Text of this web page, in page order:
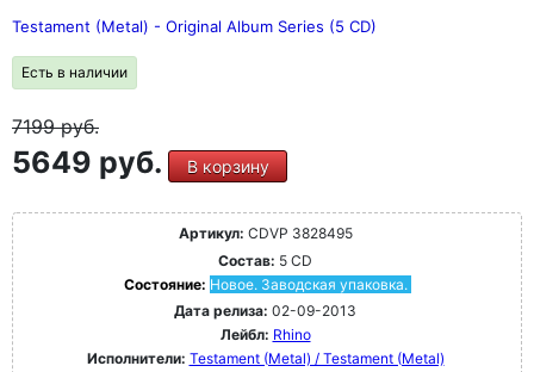
Testament (Metal) - Original Album Series (5 CD)
Есть в наличии
7199руб.
5649 руб. В корзину
Артикул: CDVP 3828495
Состав: 5 CD
Состояние: Новое. Заводская упаковка.
Дата релиза: 02-09-2013
Лейбл: Rhino
Исполнители: Testament (Metal) / Testament (Metal)